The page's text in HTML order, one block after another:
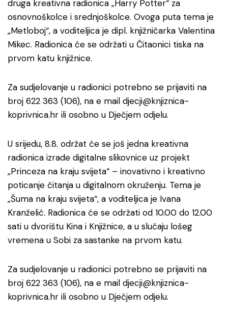
druga kreativna radionica „Harry Potter“ za
osnovnoškolce i srednjoškolce. Ovoga puta tema je
„Metloboj“, a voditeljica je dipl. knjižničarka Valentina
Mikec. Radionica će se održati u Čitaonici tiska na
prvom katu knjižnice.
Za sudjelovanje u radionici potrebno se prijaviti na
broj 622 363 (106), na e mail djecji@knjiznica-
koprivnica.hr ili osobno u Dječjem odjelu.
U srijedu, 8.8. održat će se još jedna kreativna
radionica izrade digitalne slikovnice uz projekt
„Princeza na kraju svijeta“ – inovativno i kreativno
poticanje čitanja u digitalnom okruženju. Tema je
„Šuma na kraju svijeta“, a voditeljica je Ivana
Kranželić. Radionica će se održati od 10.00 do 12.00
sati u dvorištu Kina i Knjižnice, a u slučaju lošeg
vremena u Sobi za sastanke na prvom katu.
Za sudjelovanje u radionici potrebno se prijaviti na
broj 622 363 (106), na e mail djecji@knjiznica-
koprivnica.hr ili osobno u Dječjem odjelu.